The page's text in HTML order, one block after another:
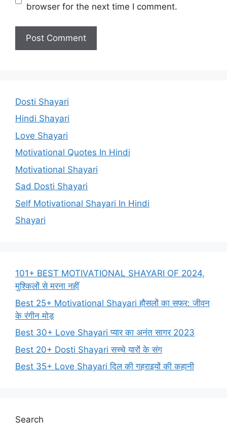
browser for the next time I comment.
Dosti Shayari
Hindi Shayari
Love Shayari
Motivational Quotes In Hindi
Motivational Shayari
Sad Dosti Shayari
Self Motivational Shayari In Hindi
Shayari
101+ BEST MOTIVATIONAL SHAYARI OF 2024,
मुश्किलों से मरना नहीं
Best 25+ Motivational Shayari हौसलों का सफर: जीवन
के रंगीन मोड़
Best 30+ Love Shayari प्यार का अनंत सागर 2023
Best 20+ Dosti Shayari सच्चे यारों के संग
Best 35+ Love Shayari दिल की गहराइयों की कहानी
Search